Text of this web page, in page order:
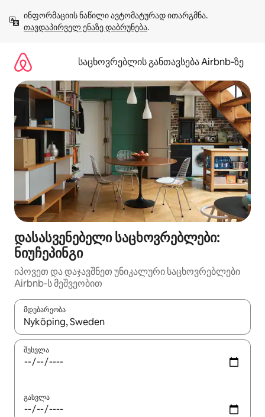
გადასვლა
თავდაპირველ ენაზე დაბრუნება.
საცხოვრებლის განთავსება Airbnb‑ზე
დასასვენებელი საცხოვრებლები:
ნიუჩეპინგი
იპოვეთ და დაჯავშნეთ უნიკალური საცხოვრებლები
Airbnb-ს მეშვეობით
მდებარეობა
როცა შედეგები ხელმისაწვდომი გახდება, ნავიგაციისთვის
შესვლა
გასვლა